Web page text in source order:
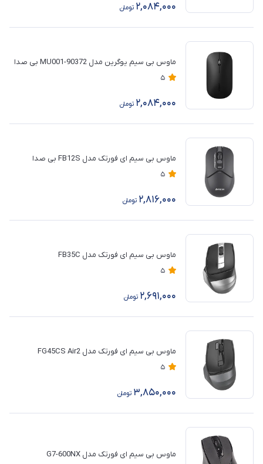
2,084,000 تومان
ماوس بی سیم یوگرین مدل 90372-MU001 بی صدا
5
2,084,000 تومان
ماوس بی سیم ای فورتک مدل FB12S بی صدا
5
2,816,000 تومان
ماوس بی سیم ای فورتک مدل FB35C
5
2,691,000 تومان
ماوس بی سیم ای فورتک مدل FG45CS Air2
5
3,850,000 تومان
ماوس بی سیم ای فورتک مدل G7-600NX